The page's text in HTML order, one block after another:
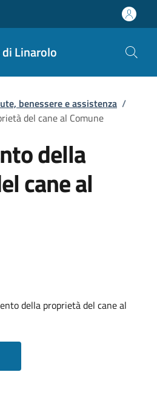
Linarolo
benessere e assistenza /
del cane al Comune
della
cane al
della proprietà del cane al